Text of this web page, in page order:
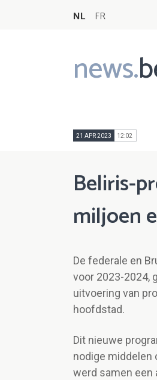
NL FR
news.
Main
navigation
21 APR 2023 12:02
Beliris-
miljoen
De federale en
voor 2023-2024,
uitvoering van
hoofdstad.
Dit nieuwe
nodige middelen
werd samen een